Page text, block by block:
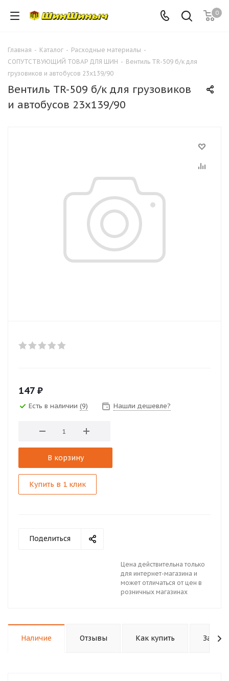
0
Главная - Каталог - Расходные материалы -
СОПУТСТВУЮЩИЙ ТОВАР ДЛЯ ШИН - Вентиль TR-509 б/к для
грузовиков и автобусов 23х139/90
Вентиль TR-509 б/к для грузовиков
и автобусов 23х139/90
147 ₽
Есть в наличии (9) Нашли дешевле?
В корзину
Купить в 1 клик
Поделиться
Цена действительна только
для интернет-магазина и
может отличаться от цен в
розничных магазинах
Наличие Отзывы Как купить